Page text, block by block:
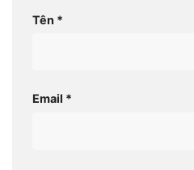
Tên *
Email *